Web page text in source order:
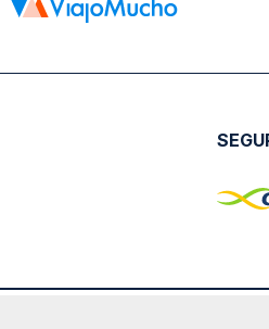
CNPJ: 18.087.991/0001-57 |